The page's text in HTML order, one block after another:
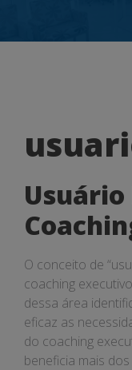
usuario
ideal
O conceito de
coaching
dessa área
eficaz as
do coaching
beneficia mais